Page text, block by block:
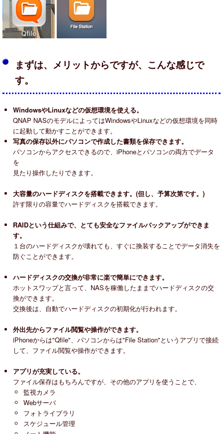
まずは、メリットからですが、こんな感じで
す。
WindowsやLinuxなどの仮想環境を使える。
QNAP NASのモデルによってはWindowsやLinuxなどの仮想環境を同時
に起動して動かすことができます。
写真の保存以外にパソコンで作成した書類を保存できます。
パソコンからアクセスできるので、iPhoneとパソコンの両方でデータ
を
見たり操作したりできます。
大容量のハードディスクを搭載できます。(但し、予算次第です。)
許す限りの容量でハードディスクを搭載できます。
RAIDという仕組みで、とても安全なファイルバックアップができま
す。
１台のハードディスクが壊れても、すぐに換装することでデータ消失を
防ぐことができます。
ハードディスクの交換が非常に楽で簡単にできます。
ホットスワップと言って、NASを稼働したままでハードディスクの交
換ができます。
交換後は、自動でハードディスクの初期化が行われます。
外出先からファイル閲覧や操作ができます。
iPhoneからは"Qfile"、パソコンからは"File Station"というアプリで接続
して、ファイル閲覧や操作ができます。
アプリが充実している。
ファイル保存はもちろんですが、その他のアプリを使うことで、
監視カメラ
Webサーバ
フォトライブラリ
スケジュール管理